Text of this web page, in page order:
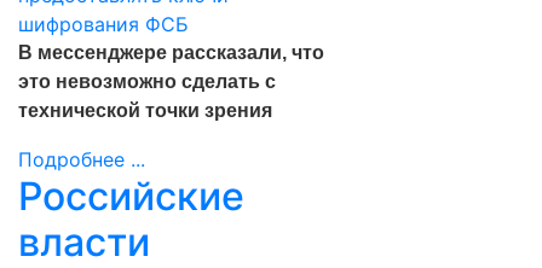
В мессенджере рассказали, что
это невозможно сделать с
технической точки зрения
Подробнее ...
Российские
власти